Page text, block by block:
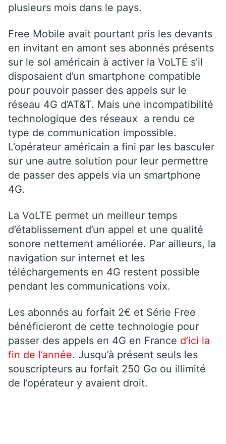
plusieurs mois dans le pays.
Free Mobile avait pourtant pris les devants
en invitant en amont ses abonnés présents
sur le sol américain à activer la VoLTE s’il
disposaient d’un smartphone compatible
pour pouvoir passer des appels sur le
réseau 4G d’AT&T. Mais une incompatibilité
technologique des réseaux a rendu ce
type de communication impossible.
L’opérateur américain a fini par les basculer
sur une autre solution pour leur permettre
de passer des appels via un smartphone
4G.
La VoLTE permet un meilleur temps
d’établissement d’un appel et une qualité
sonore nettement améliorée. Par ailleurs, la
navigation sur internet et les
téléchargements en 4G restent possible
pendant les communications voix.
Les abonnés au forfait 2€ et Série Free
bénéficieront de cette technologie pour
passer des appels en 4G en France d’ici la
fin de l’année. Jusqu’à présent seuls les
souscripteurs au forfait 250 Go ou illimité
de l’opérateur y avaient droit.